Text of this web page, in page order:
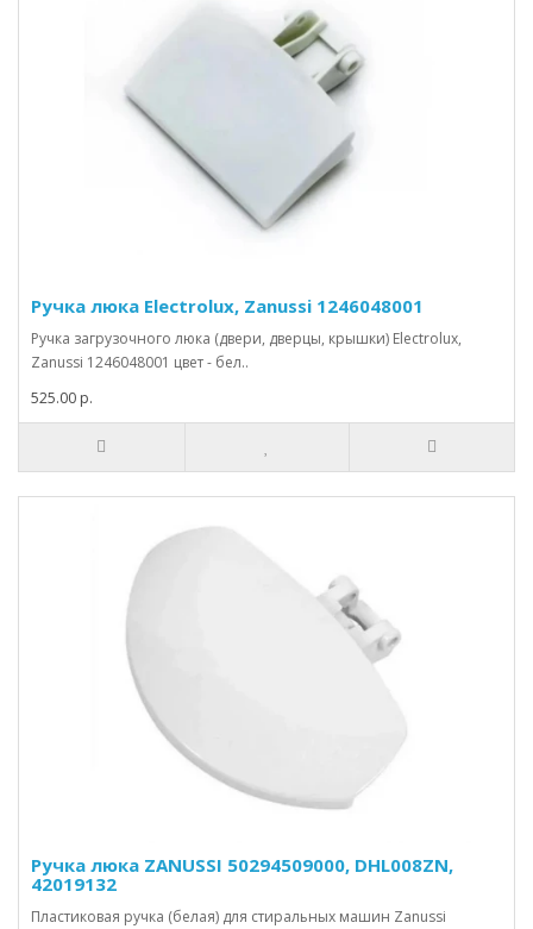
Ручка люка Electrolux, Zanussi 1246048001
Ручка загрузочного люка (двери, дверцы, крышки) Electrolux,
Zanussi 1246048001 цвет - бел..
525.00 р.
Ручка люка ZANUSSI 50294509000, DHL008ZN,
42019132
Пластиковая ручка (белая) для стиральных машин Zanussi